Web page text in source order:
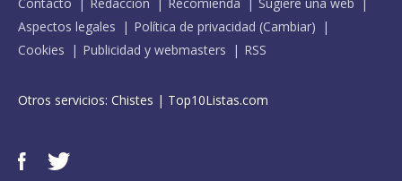
Aspectos legales
Política de privacidad (Cambiar)
Cookies
Publicidad y webmasters RSS
Otros servicios: Chistes | Top10Listas.com